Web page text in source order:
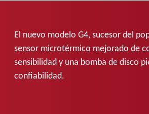
El nuevo modelo G4, sucesor del
sensor microtérmico mejorado de
sensibilidad y una bomba de disco
confiabilidad.